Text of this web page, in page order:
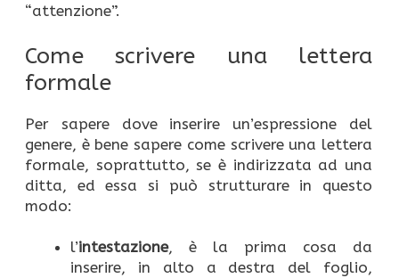
“attenzione”.
Come scrivere una lettera
formale
Per sapere dove inserire un’espressione del
genere, è bene sapere come scrivere una lettera
formale, soprattutto, se è indirizzata ad una
ditta, ed essa si può strutturare in questo
modo:
l’intestazione, è la prima cosa da
inserire, in alto a destra del foglio,